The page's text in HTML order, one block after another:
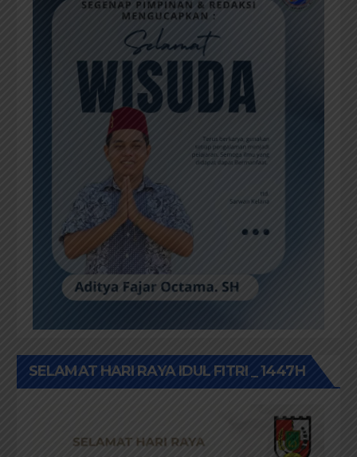
SELAMAT HARI RAYA IDUL FITRI _ 1447H